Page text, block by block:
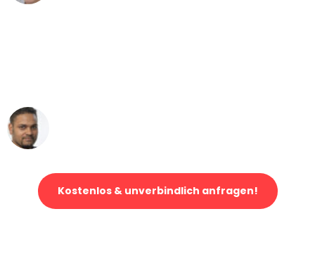
Kostenlos & unverbindlich anfragen!